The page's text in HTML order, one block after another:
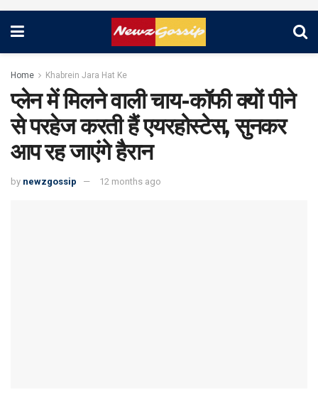
Home Khabrein Jara Hat Ke
प्लेन में मिलने वाली चाय-कॉफी क्यों पीने
से परहेज करती हैं एयरहोस्‍टेस, सुनकर
आप रह जाएंगे हैरान
by newzgossip 12 months ago